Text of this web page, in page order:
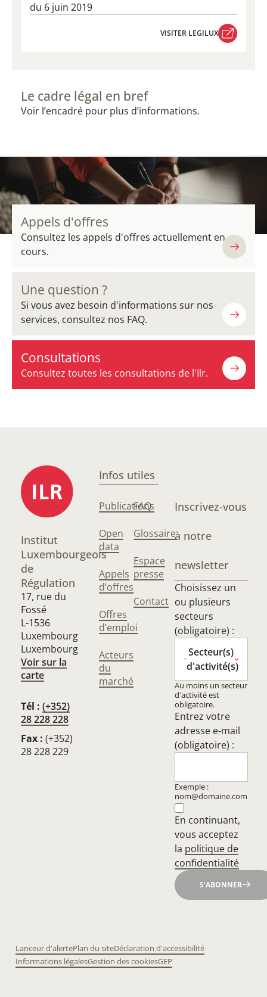
du 6 juin 2019
VISITER LEGILUX
Le cadre légal en bref
Voir l’encadré pour plus d’informations.
Appels d'offres
Consultez les appels d'offres actuellement en
cours.
Une question ?
Si vous avez besoin d'informations sur nos
services, consultez nos FAQ.
Consultations
Consultez toutes les consultations de l'Ilr.
Institut
Luxembourgeois
de
Régulation
17, rue du
Fossé
L-1536
Luxembourg
Luxembourg
Voir sur la
carte
Tél : (+352)
28 228 228
Fax : (+352)
28 228 229
Infos utiles
Publications
Open
data
Appels
d’offres
Offres
d’emploi
Acteurs
du
marché
FAQ
Glossaire
Espace
presse
Contact
Inscrivez-vous
à notre
newsletter
Choisissez un
ou plusieurs
secteurs
(obligatoire) :
Secteur(s)
d'activité(s)
Au moins un secteur
d'activité est
obligatoire.
Entrez votre
adresse e-mail
(obligatoire) :
Exemple :
nom@domaine.com
En continuant,
vous acceptez
la politique de
confidentialité
S'ABONNER
Lanceur d'alertePlan du siteDéclaration d'accessibilité
Informations légalesGestion des cookiesGEP